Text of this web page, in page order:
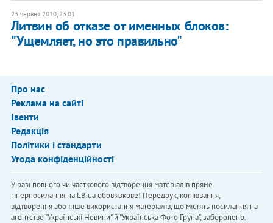
23 червня 2010, 23:01
Литвин об отказе от именных блоков:
"Ущемляет, но это правильно"
Про нас
Реклама на сайті
Івенти
Редакція
Політики і стандарти
Угода конфіденційності
У разі повного чи часткового відтворення матеріалів пряме
гіперпосилання на LB.ua обов'язкове! Передрук, копіювання,
відтворення або інше використання матеріалів, що містять посилання на
агентство "Українськi Новини" й "Українська Фото Група", заборонено.